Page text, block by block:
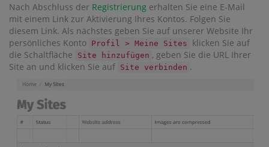
Nach Abschluss der Registrierung erhalten Sie eine E-Mail
mit einem Link zur Aktivierung Ihres Kontos. Folgen Sie
diesem Link. Als nächstes geben Sie auf unserer Website Ihr
persönliches Konto Profil > Meine Sites
klicken Sie auf
die Schaltfläche
Site hinzufügen , geben Sie die URL Ihrer
Site an und klicken Sie auf Site verbinden .